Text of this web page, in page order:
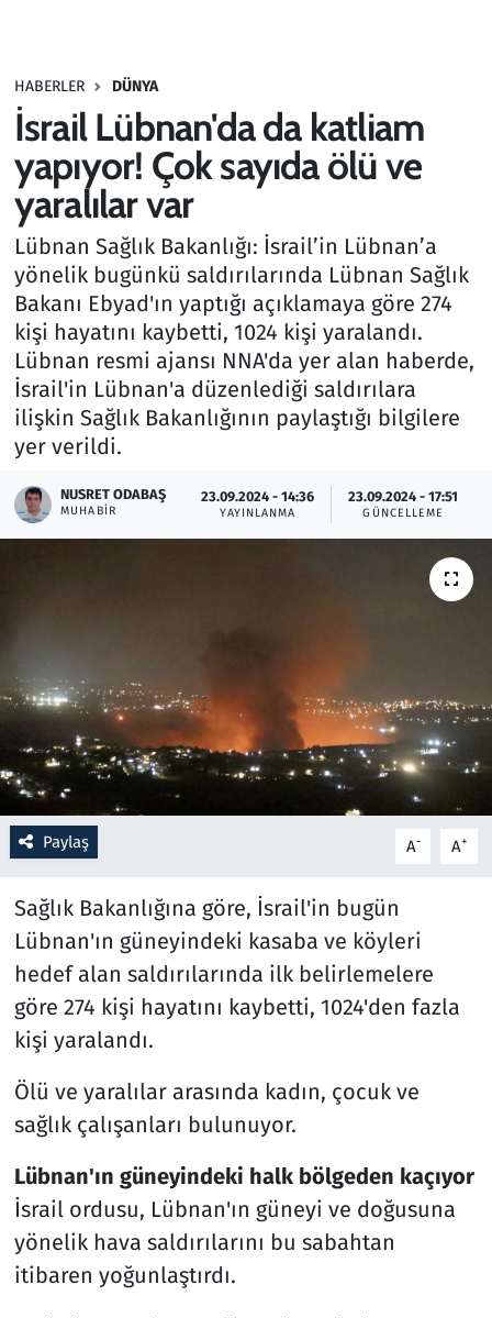
HABERLER DÜNYA
İsrail Lübnan'da da katliam
yapıyor! Çok sayıda ölü ve
yaralılar var
Lübnan Sağlık Bakanlığı: İsrail’in Lübnan’a
yönelik bugünkü saldırılarında Lübnan Sağlık
Bakanı Ebyad'ın yaptığı açıklamaya göre 274
kişi hayatını kaybetti, 1024 kişi yaralandı.
Lübnan resmi ajansı NNA'da yer alan haberde,
İsrail'in Lübnan'a düzenlediği saldırılara
ilişkin Sağlık Bakanlığının paylaştığı bilgilere
yer verildi.
NUSRET ODABAŞ
MUHABIR
23.09.2024 - 14:36
YAYINLANMA
23.09.2024 - 17:51
GÜNCELLEME
Paylaş A- A+
Sağlık Bakanlığına göre, İsrail'in bugün
Lübnan'ın güneyindeki kasaba ve köyleri
hedef alan saldırılarında ilk belirlemelere
göre 274 kişi hayatını kaybetti, 1024'den fazla
kişi yaralandı.
Ölü ve yaralılar arasında kadın, çocuk ve
sağlık çalışanları bulunuyor.
Lübnan'ın güneyindeki halk bölgeden kaçıyor
İsrail ordusu, Lübnan'ın güneyi ve doğusuna
yönelik hava saldırılarını bu sabahtan
itibaren yoğunlaştırdı.
Haber
Kültür Sanat
Kurumsal Haberler
Lezzet Durağı
Memur ve Kamu
Otomobil
Oyun
Ramazan
Resmi İlanlar
Savunma Sanayi
Seçim 2023
Spor
Televizyon